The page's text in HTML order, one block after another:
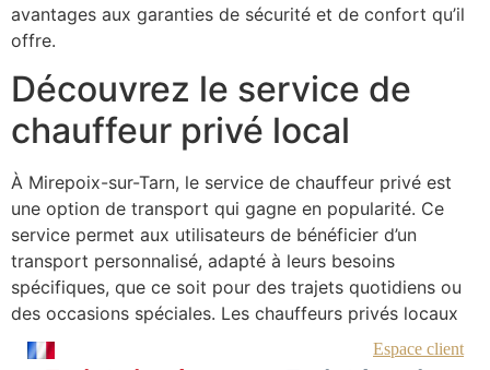
avantages aux garanties de sécurité et de confort qu’il
offre.
Découvrez le service de
chauffeur privé local
À Mirepoix-sur-Tarn, le service de chauffeur privé est
une option de transport qui gagne en popularité. Ce
service permet aux utilisateurs de bénéficier d’un
transport personnalisé, adapté à leurs besoins
spécifiques, que ce soit pour des trajets quotidiens ou
des occasions spéciales. Les chauffeurs privés locaux
connaissent bien la région, ce qui leur permet d’offrir un